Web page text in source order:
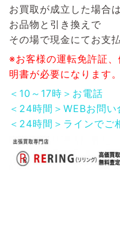
お買取が成立した場合は
お品物と引き換えで
その場で現金にてお支
※お客様の運転免許証
明書が必要になります。
＜10～17時＞お電話
＜24時間＞WEBお問い
＜24時間＞ラインでご